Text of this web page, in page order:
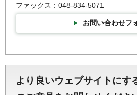
ファックス：048-834-5071
お問い合わせフ
より良いウェブサイトにす